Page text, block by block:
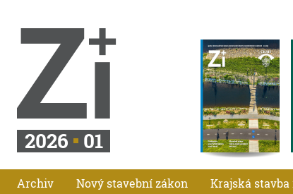
2026 01
Archiv Nový stavební zákon Krajská stavba